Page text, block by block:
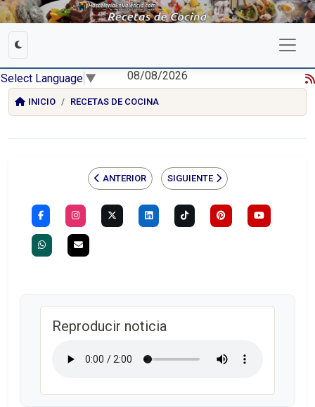
Select Language ▼ 08/08/2026
INICIO RECETAS DE COCINA
ANTERIOR SIGUIENTE
Reproducir noticia